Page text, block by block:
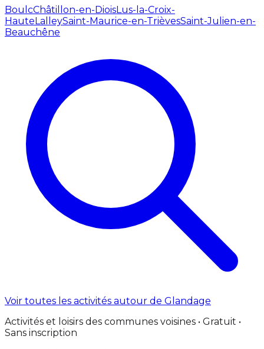
BoulcChâtillon-en-DioisLus-la-Croix-
HauteLalleySaint-Maurice-en-TrièvesSaint-Julien-en-
Beauchêne
Voir toutes les activités autour de Glandage
Activités et loisirs des communes voisines • Gratuit •
Sans inscription